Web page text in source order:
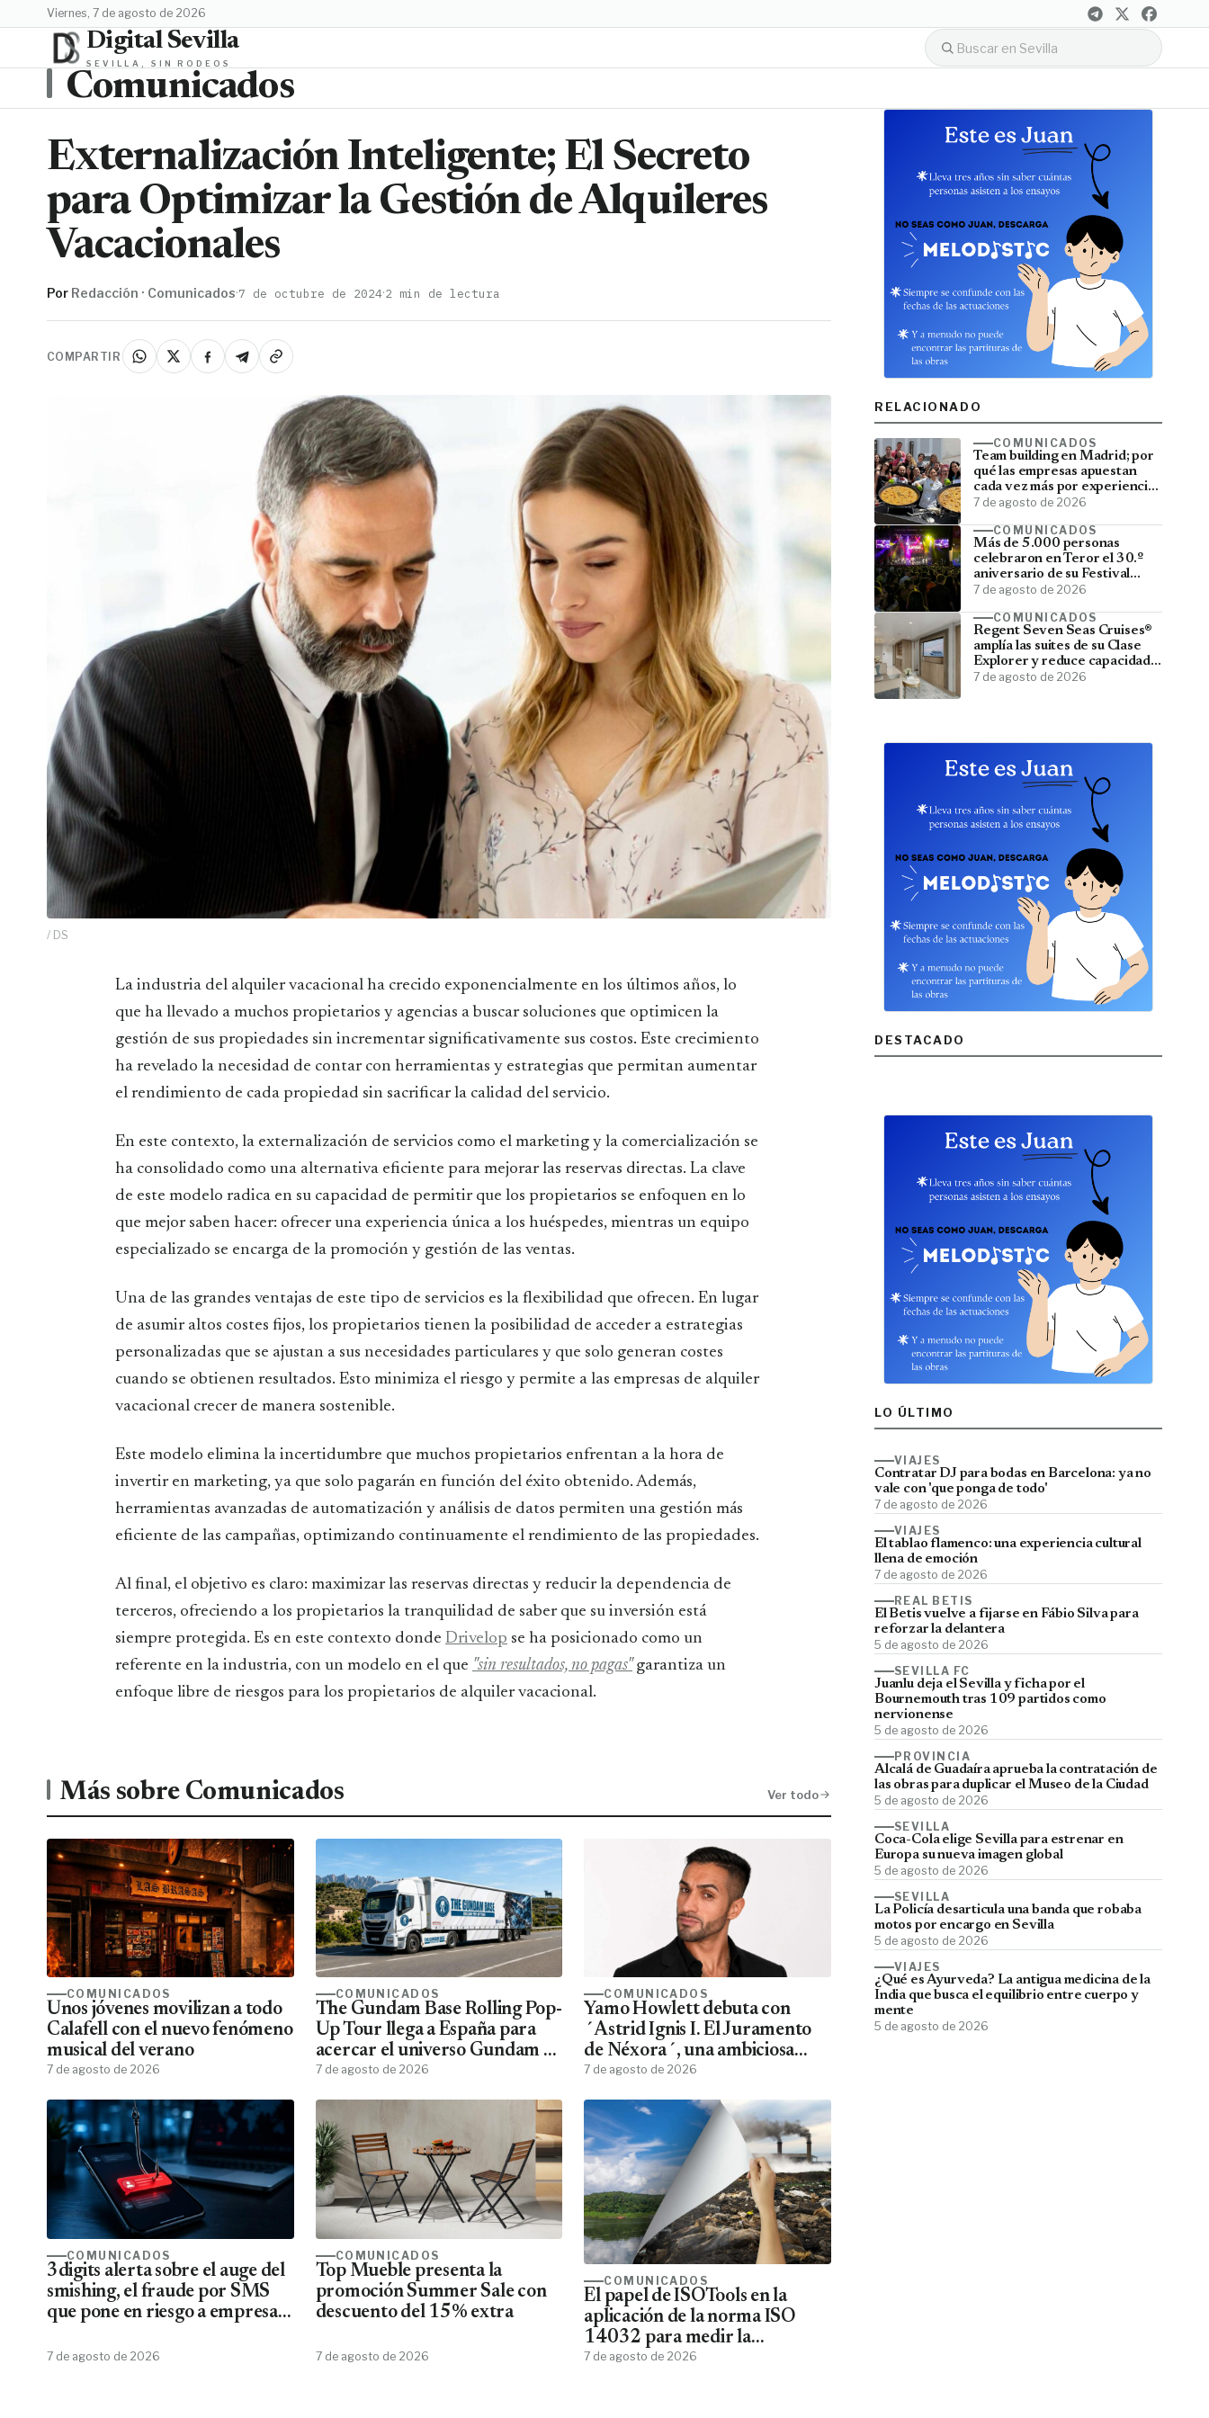
viernes, 7 de agosto de 2026
Digital Sevilla
SEVILLA, SIN RODEOS
Comunicados
Externalización Inteligente; El Secreto
para Optimizar la Gestión de Alquileres
Vacacionales
Por Redacción · Comunicados·7 de octubre de 2024·2 min de lectura
COMPARTIR
/ DS
La industria del alquiler vacacional ha crecido exponencialmente en los últimos años, lo
que ha llevado a muchos propietarios y agencias a buscar soluciones que optimicen la
gestión de sus propiedades sin incrementar significativamente sus costos. Este crecimiento
ha revelado la necesidad de contar con herramientas y estrategias que permitan aumentar
el rendimiento de cada propiedad sin sacrificar la calidad del servicio.
En este contexto, la externalización de servicios como el marketing y la comercialización se
ha consolidado como una alternativa eficiente para mejorar las reservas directas. La clave
de este modelo radica en su capacidad de permitir que los propietarios se enfoquen en lo
que mejor saben hacer: ofrecer una experiencia única a los huéspedes, mientras un equipo
especializado se encarga de la promoción y gestión de las ventas.
Una de las grandes ventajas de este tipo de servicios es la flexibilidad que ofrecen. En lugar
de asumir altos costes fijos, los propietarios tienen la posibilidad de acceder a estrategias
personalizadas que se ajustan a sus necesidades particulares y que solo generan costes
cuando se obtienen resultados. Esto minimiza el riesgo y permite a las empresas de alquiler
vacacional crecer de manera sostenible.
Este modelo elimina la incertidumbre que muchos propietarios enfrentan a la hora de
invertir en marketing, ya que solo pagarán en función del éxito obtenido. Además,
herramientas avanzadas de automatización y análisis de datos permiten una gestión más
eficiente de las campañas, optimizando continuamente el rendimiento de las propiedades.
Al final, el objetivo es claro: maximizar las reservas directas y reducir la dependencia de
terceros, ofreciendo a los propietarios la tranquilidad de saber que su inversión está
siempre protegida. Es en este contexto donde Drivelop se ha posicionado como un
referente en la industria, con un modelo en el que "sin resultados, no pagas"garantiza un
enfoque libre de riesgos para los propietarios de alquiler vacacional.
Más sobre Comunicados Ver todo
COMUNICADOS
Unos jóvenes movilizan a todo
Calafell con el nuevo fenómeno
musical del verano
7 de agosto de 2026
COMUNICADOS
The Gundam Base Rolling Pop-
Up Tour llega a España para
acercar el universo Gundam a
todos los fans
7 de agosto de 2026
COMUNICADOS
Yamo Howlett debuta con
´Astrid Ignis I. El Juramento
de Néxora´, una ambiciosa
saga de fantasía y ciencia
7 de agosto de 2026
COMUNICADOS
3digits alerta sobre el auge del
smishing, el fraude por SMS
que pone en riesgo a empresas
7 de agosto de 2026
COMUNICADOS
Top Mueble presenta la
promoción Summer Sale con
descuento del 15% extra
7 de agosto de 2026
COMUNICADOS
El papel de ISOTools en la
aplicación de la norma ISO
14032 para medir la
sostenibilidad empresarial
7 de agosto de 2026
RELACIONADO
COMUNICADOS
Team building en Madrid; por
qué las empresas apuestan
cada vez más por experiencias
que fortalecen sus equipos
7 de agosto de 2026
COMUNICADOS
Más de 5.000 personas
celebraron en Teror el 30.º
aniversario de su Festival
Latino
7 de agosto de 2026
COMUNICADOS
Regent Seven Seas Cruises®
amplía las suites de su Clase
Explorer y reduce capacidad;
menos pasajeros, más espacio
7 de agosto de 2026
DESTACADO
LO ÚLTIMO
VIAJES
Contratar DJ para bodas en Barcelona: ya no
vale con 'que ponga de todo'
7 de agosto de 2026
VIAJES
El tablao flamenco: una experiencia cultural
llena de emoción
7 de agosto de 2026
REAL BETIS
El Betis vuelve a fijarse en Fábio Silva para
reforzar la delantera
5 de agosto de 2026
SEVILLA FC
Juanlu deja el Sevilla y ficha por el
Bournemouth tras 109 partidos como
nervionense
5 de agosto de 2026
PROVINCIA
Alcalá de Guadaíra aprueba la contratación de
las obras para duplicar el Museo de la Ciudad
5 de agosto de 2026
SEVILLA
Coca-Cola elige Sevilla para estrenar en
Europa su nueva imagen global
5 de agosto de 2026
SEVILLA
La Policía desarticula una banda que robaba
motos por encargo en Sevilla
5 de agosto de 2026
VIAJES
¿Qué es Ayurveda? La antigua medicina de la
India que busca el equilibrio entre cuerpo y
mente
5 de agosto de 2026